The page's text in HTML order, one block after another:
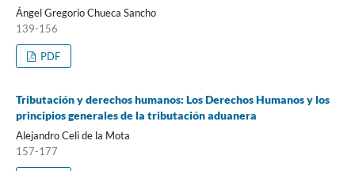
Ángel Gregorio Chueca Sancho
139-156
PDF
Tributación y derechos humanos: Los Derechos Humanos y los
principios generales de la tributación aduanera
Alejandro Celi de la Mota
157-177